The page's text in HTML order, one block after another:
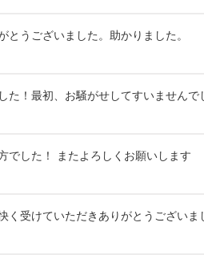
とうございました。助かりました。
た！最初、お騒がせしてすいません
でした！ またよろしくお願いします
く受けていただきありがとうござい